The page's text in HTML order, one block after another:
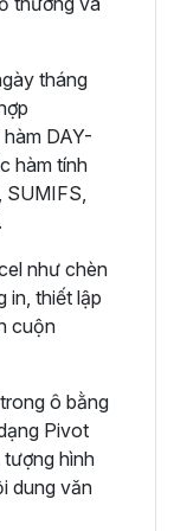
tháng
DAY-
hàm tính
SUMIFS,
như chèn
in, thiết lập
cuộn
ô bằng
Pivot
hình
dung văn